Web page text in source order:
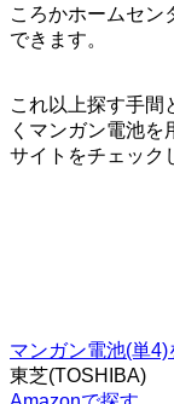
ころかホームセン
できます。
これ以上探す手間
くマンガン電池を
サイトをチェック
マンガン電池(単4)
東芝(TOSHIBA)